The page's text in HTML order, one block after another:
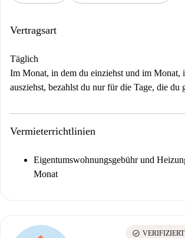
Vertragsart
Täglich
Im Monat, in dem du einziehst und im Monat,
ausziehst, bezahlst du nur für die Tage, die du
Vermieterrichtlinien
Eigentumswohnungsgebühr und
Monat
check_circle